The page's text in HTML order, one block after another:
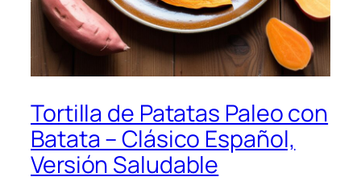
Tortilla de Patatas Paleo con
Batata – Clásico Español,
Versión Saludable